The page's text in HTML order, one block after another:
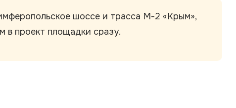
шоссе и трасса М-2 «Крым»,
в проект площадки сразу.